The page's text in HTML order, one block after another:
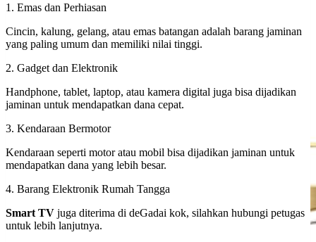
1. Emas dan Perhiasan
Cincin, kalung, gelang, atau emas batangan adalah barang jaminan
yang paling umum dan memiliki nilai tinggi.
2. Gadget dan Elektronik
Handphone, tablet, laptop, atau kamera digital juga bisa dijadikan
jaminan untuk mendapatkan dana cepat.
3. Kendaraan Bermotor
Kendaraan seperti motor atau mobil bisa dijadikan jaminan untuk
mendapatkan dana yang lebih besar.
4. Barang Elektronik Rumah Tangga
Smart TV juga diterima di deGadai kok, silahkan hubungi petugas
untuk lebih lanjutnya.